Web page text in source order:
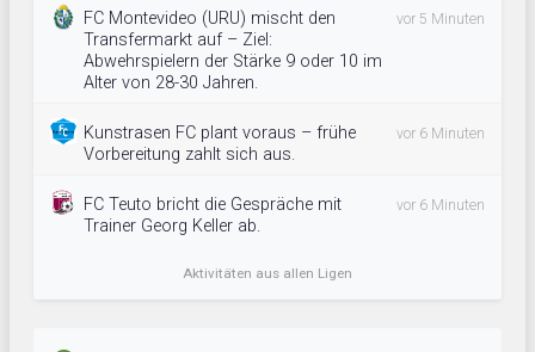
FC Montevideo (URU) mischt den
Transfermarkt auf – Ziel:
Abwehrspielern der Stärke 9 oder 10 im
Alter von 28-30 Jahren.
vor 5 Minuten
Kunstrasen FC plant voraus – frühe
Vorbereitung zahlt sich aus.
vor 6 Minuten
FC Teuto bricht die Gespräche mit
Trainer Georg Keller ab.
vor 6 Minuten
Aktivitäten aus allen Ligen